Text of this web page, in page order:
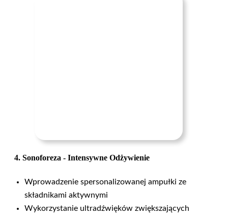
4. Sonoforeza - Intensywne Odżywienie
Wprowadzenie spersonalizowanej ampułki ze
składnikami aktywnymi
Wykorzystanie ultradźwięków zwiększających